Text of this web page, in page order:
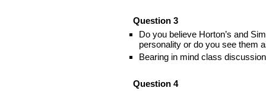
Question 3
Do you believe Horton’s and
personality or do you see them
Bearing in mind class
Question 4